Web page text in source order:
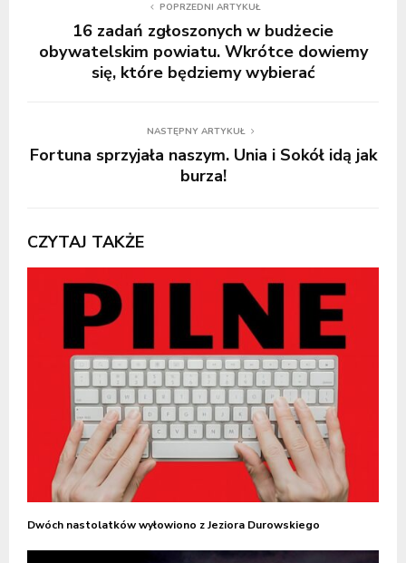
POPRZEDNI ARTYKUŁ
16 zadań zgłoszonych w budżecie
obywatelskim powiatu. Wkrótce dowiemy
się, które będziemy wybierać
NASTĘPNY ARTYKUŁ
Fortuna sprzyjała naszym. Unia i Sokół idą jak
burza!
CZYTAJ TAKŻE
Dwóch nastolatków wyłowiono z Jeziora Durowskiego